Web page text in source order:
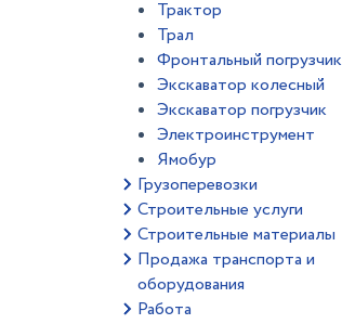
Трактор
Трал
Фронтальный погрузчик
Экскаватор колесный
Экскаватор погрузчик
Электроинструмент
Ямобур
Грузоперевозки
Строительные услуги
Строительные материалы
Продажа транспорта и
оборудования
Работа